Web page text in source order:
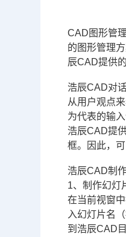
CAD 图形管
的图形管理
辰CAD提供
浩辰CAD对
从用户观点
为代表的输
浩辰CAD提
框。因此，
浩辰CAD制
1、制作幻灯
在当前视窗
入幻灯片名
到浩辰CAD